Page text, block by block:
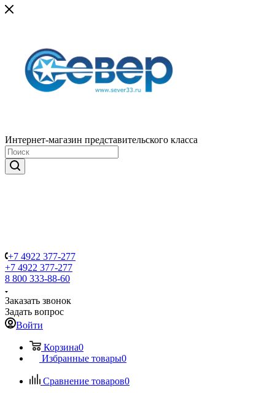
Интернет-магазин представительского класса
+7 4922 377-277
+7 4922 377-277
8 800 333-88-60
Заказать звонок
Задать вопрос
Войти
Корзина0
Избранные товары0
Сравнение товаров0